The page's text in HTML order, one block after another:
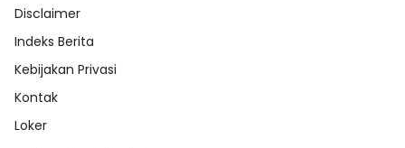
Disclaimer
Indeks Berita
Kebijakan Privasi
Kontak
Loker